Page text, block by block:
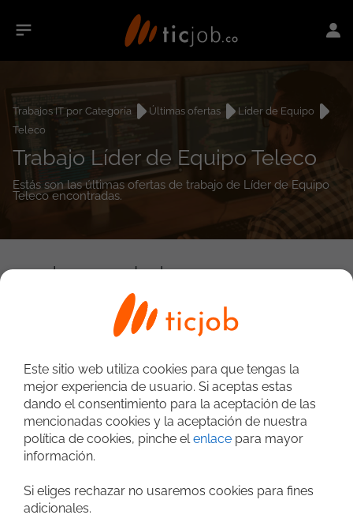
Trabajos IT por Categoría Últimas ofertas
Líder de Equipo
Teleco
Trabajo Líder de Equipo Teleco
Estás son las últimas ofertas de trabajo de Líder de Equipo
Teleco encontradas.
0empleos encontrados
Búsqueda avanzada
Vinculado a la red de prestadores del Servicio Público de
Este sitio web utiliza cookies para que tengas la
mejor experiencia de usuario. Si aceptas estas
dando el consentimiento para la aceptación de las
mencionadas cookies y la aceptación de nuestra
política de cookies, pinche elenlace para mayor
información.
Si eliges rechazar no usaremos cookies para fines
adicionales.